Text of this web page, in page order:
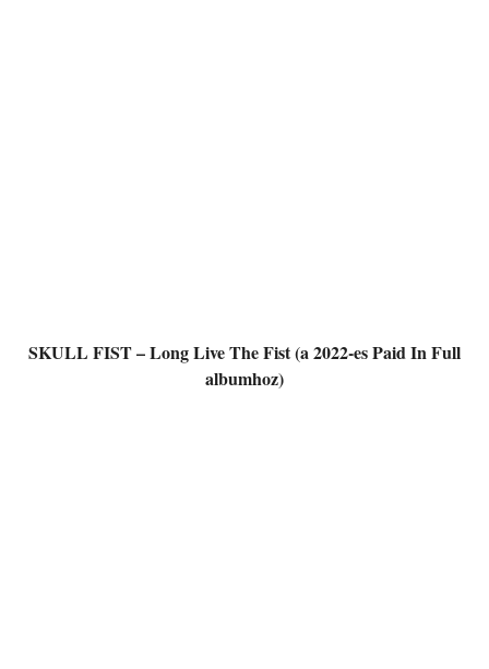
SKULL FIST – Long Live The Fist (a 2022-es Paid In Full
albumhoz)